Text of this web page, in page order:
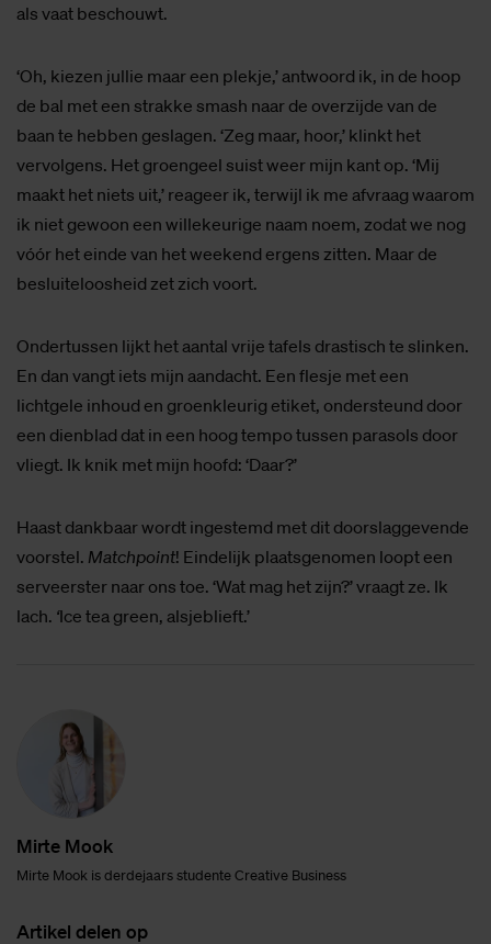
als vaat beschouwt.
‘Oh, kiezen jullie maar een plekje,’ antwoord ik, in de hoop
de bal met een strakke smash naar de overzijde van de
baan te hebben geslagen. ‘Zeg maar, hoor,’ klinkt het
vervolgens. Het groengeel suist weer mijn kant op. ‘Mij
maakt het niets uit,’ reageer ik, terwijl ik me afvraag waarom
ik niet gewoon een willekeurige naam noem, zodat we nog
vóór het einde van het weekend ergens zitten. Maar de
besluiteloosheid zet zich voort.
Ondertussen lijkt het aantal vrije tafels drastisch te slinken.
En dan vangt iets mijn aandacht. Een flesje met een
lichtgele inhoud en groenkleurig etiket, ondersteund door
een dienblad dat in een hoog tempo tussen parasols door
vliegt. Ik knik met mijn hoofd: ‘Daar?’
Haast dankbaar wordt ingestemd met dit doorslaggevende
voorstel. Matchpoint! Eindelijk plaatsgenomen loopt een
serveerster naar ons toe. ‘Wat mag het zijn?’ vraagt ze. Ik
lach. ‘Ice tea green, alsjeblieft.’
Mir­te Mook
Mirte Mook is derdejaars studente Creative Business
Ar­ti­kel de­len op